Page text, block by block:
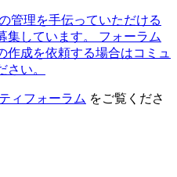
管理を手伝っていただける
集しています。
フォーラム
作成を依頼する場合はコミュ
い。
ィフォーラム をご覧くださ